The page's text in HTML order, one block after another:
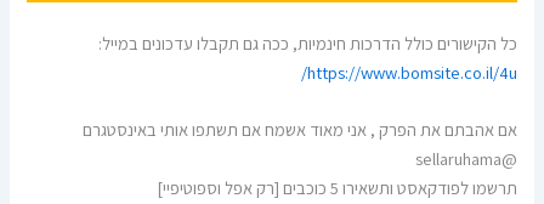
כל הקישורים כולל הדרכות חינמיות, ככה גם תקבלו עדכונים במייל:
https://www.bomsite.co.il/4u/
אם אהבתם את הפרק , אני מאוד אשמח אם תשתפו אותי באינסטגרם
@sellaruhama
תרשמו לפודקאסט ותשאירו 5 כוכבים [רק אפל וספוטיפיי]